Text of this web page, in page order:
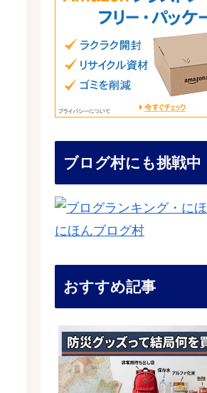
ブログ村にも挑戦中
にほんブログ村
おすすめ記事